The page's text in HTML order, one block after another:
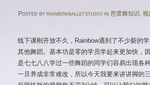
Posted by rainbowballetstudioin 芭蕾舞知识, 视
线下课刚开放不久，Rainbow遇到了不少新的
其他舞蹈。基本功是零的学员学起来更加快，
是七七八八学过一些舞蹈的同学们容易出现各
一旦养成非常难改，所以今天我要来讲讲脚的